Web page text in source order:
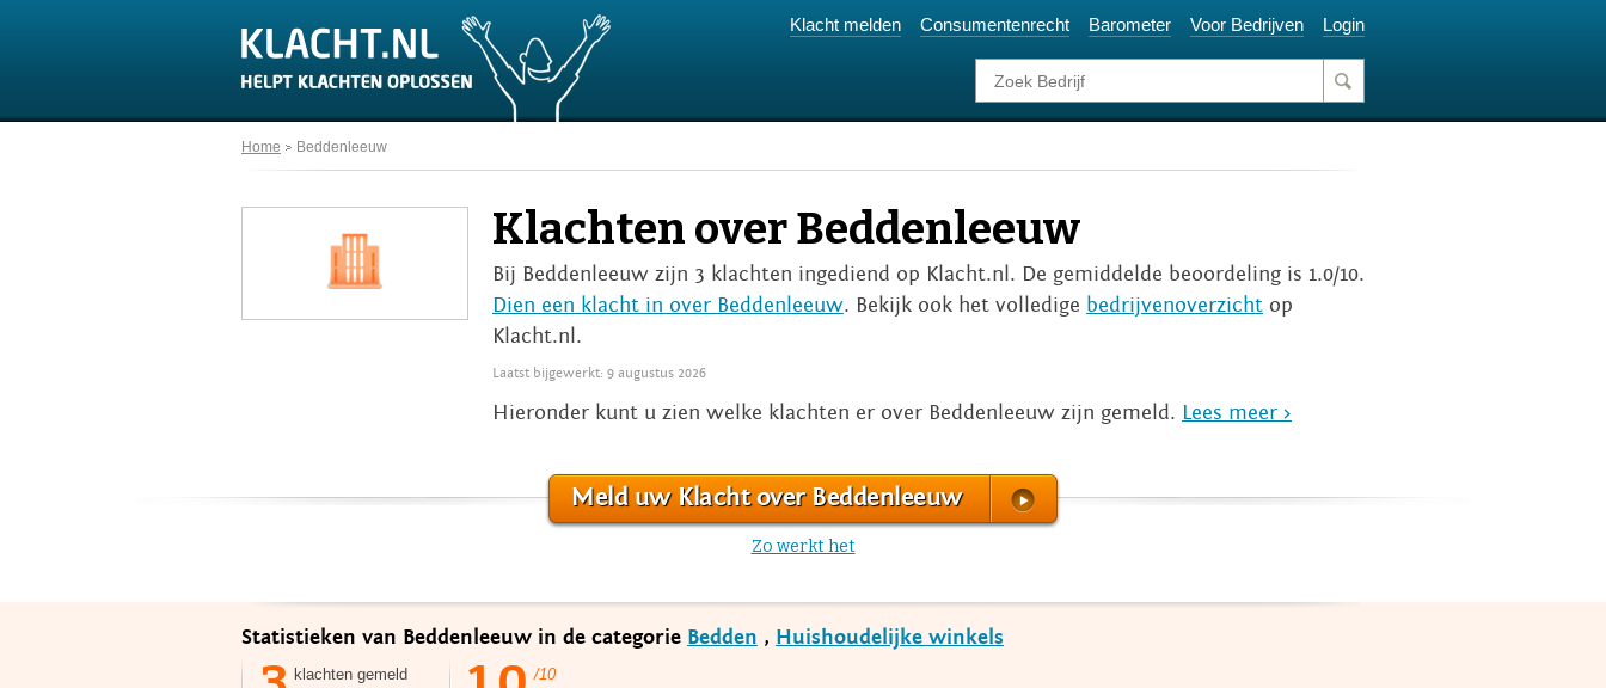
Klacht melden Consumentenrecht Barometer Voor Bedrijven Login
Home Beddenleeuw
Klachten over Beddenleeuw
Bij Beddenleeuw zijn 3 klachten ingediend op Klacht.nl. De gemiddelde beoordeling is 1.0/10.
Dien een klacht in over Beddenleeuw. Bekijk ook het volledige bedrijvenoverzicht op
Klacht.nl.
Laatst bijgewerkt: 9 augustus 2026
Hieronder kunt u zien welke klachten er over Beddenleeuw zijn gemeld. Lees meer >
Meld uw Klacht over Beddenleeuw
Zo werkt het
Statistieken van Beddenleeuw in de categorie Bedden , Huishoudelijke winkels
klachten gemeld
/10